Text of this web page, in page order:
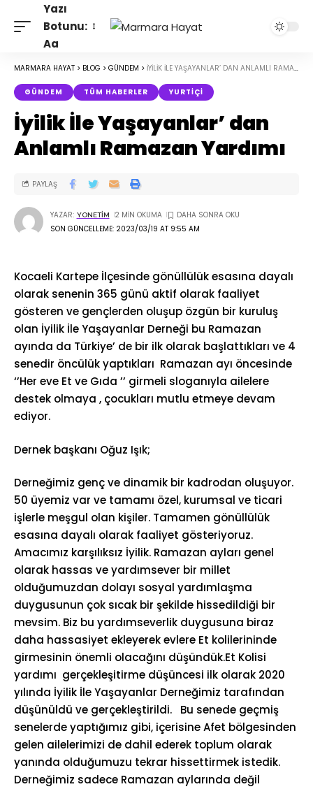
Yazı
Botunu:
Aa
MARMARA HAYAT > BLOG > GÜNDEM > İYILIK İLE YAŞAYANLAR’ DAN ANLAMLI RAMAZAN YARDIMI
GÜNDEM TÜM HABERLER YURTIÇI
İyilik İle Yaşayanlar’ dan
Anlamlı Ramazan Yardımı
SON GÜNCELLEME: 2023/03/19 AT 9:55 AM
YAZAR: YONETIM 2 MIN OKUMA
PAYLAŞ
Kocaeli Kartepe İlçesinde gönüllülük esasına dayalı
olarak senenin 365 günü aktif olarak faaliyet
gösteren ve gençlerden oluşup özgün bir kuruluş
olan İyilik İle Yaşayanlar Derneği bu Ramazan
ayında da Türkiye’ de bir ilk olarak başlattıkları ve 4
senedir öncülük yaptıkları Ramazan ayı öncesinde
‘’Her eve Et ve Gıda ’’ girmeli sloganıyla ailelere
destek olmaya , çocukları mutlu etmeye devam
ediyor.
Dernek başkanı Oğuz Işık;
Derneğimiz genç ve dinamik bir kadrodan oluşuyor.
50 üyemiz var ve tamamı özel, kurumsal ve ticari
işlerle meşgul olan kişiler. Tamamen gönüllülük
esasına dayalı olarak faaliyet gösteriyoruz.
Amacımız karşılıksız İyilik. Ramazan ayları genel
olarak hassas ve yardımsever bir millet
olduğumuzdan dolayı sosyal yardımlaşma
duygusunun çok sıcak bir şekilde hissedildiği bir
mevsim. Biz bu yardımseverlik duygusuna biraz
daha hassasiyet ekleyerek evlere Et kolilerininde
girmesinin önemli olacağını düşündük.Et Kolisi
yardımı gerçekleşitirme düşüncesi ilk olarak 2020
yılında İyilik İle Yaşayanlar Derneğimiz tarafından
düşünüldü ve gerçekleştirildi. Bu senede geçmiş
senelerde yaptığımız gibi, içerisine Afet bölgesinden
gelen ailelerimizi de dahil ederek toplum olarak
yanında olduğumuzu tekrar hissettirmek istedik.
Derneğimiz sadece Ramazan aylarında değil